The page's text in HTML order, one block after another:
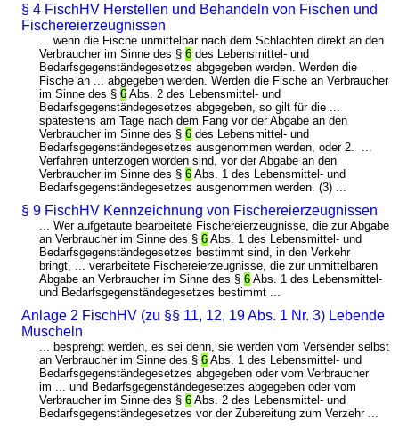
§ 4 FischHV Herstellen und Behandeln von Fischen und
Fischereierzeugnissen
... wenn die Fische unmittelbar nach dem Schlachten direkt an den
Verbraucher im Sinne des §6 des Lebensmittel- und
Bedarfsgegenständegesetzes abgegeben werden. Werden die
Fische an ... abgegeben werden. Werden die Fische an Verbraucher
im Sinne des §6 Abs. 2 des Lebensmittel- und
Bedarfsgegenständegesetzes abgegeben, so gilt für die ...
spätestens am Tage nach dem Fang vor der Abgabe an den
Verbraucher im Sinne des §6 des Lebensmittel- und
Bedarfsgegenständegesetzes ausgenommen werden, oder 2. ...
Verfahren unterzogen worden sind, vor der Abgabe an den
Verbraucher im Sinne des §6 Abs. 1 des Lebensmittel- und
Bedarfsgegenständegesetzes ausgenommen werden. (3) ...
§ 9 FischHV Kennzeichnung von Fischereierzeugnissen
... Wer aufgetaute bearbeitete Fischereierzeugnisse, die zur Abgabe
an Verbraucher im Sinne des §6 Abs. 1 des Lebensmittel- und
Bedarfsgegenständegesetzes bestimmt sind, in den Verkehr
bringt, ... verarbeitete Fischereierzeugnisse, die zur unmittelbaren
Abgabe an Verbraucher im Sinne des §6 Abs. 1 des Lebensmittel-
und Bedarfsgegenständegesetzes bestimmt ...
Anlage 2 FischHV (zu §§ 11, 12, 19 Abs. 1 Nr. 3) Lebende
Muscheln
... besprengt werden, es sei denn, sie werden vom Versender selbst
an Verbraucher im Sinne des §6 Abs. 1 des Lebensmittel- und
Bedarfsgegenständegesetzes abgegeben oder vom Verbraucher
im ... und Bedarfsgegenständegesetzes abgegeben oder vom
Verbraucher im Sinne des §6 Abs. 2 des Lebensmittel- und
Bedarfsgegenständegesetzes vor der Zubereitung zum Verzehr ...